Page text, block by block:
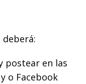
postear en las
o Facebook